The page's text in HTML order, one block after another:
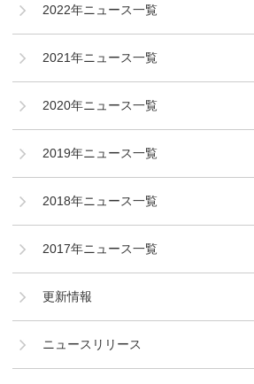
2022年ニュース一覧
2021年ニュース一覧
2020年ニュース一覧
2019年ニュース一覧
2018年ニュース一覧
2017年ニュース一覧
更新情報
ニュースリリース